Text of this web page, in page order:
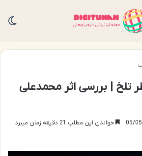
تلخ | بررسی اثر محمدعلی
خواندن این مطلب 21 دقیقه زمان میبرد